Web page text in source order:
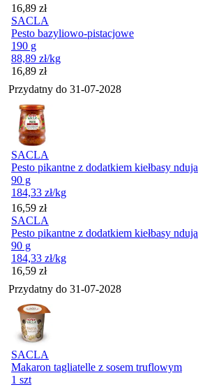
Cena
16,89 zł
SACLA
Pesto bazyliowo-pistacjowe
190 g
88,89 zł/kg
Cena
16,89 zł
Przydatny do 31-07-2028
SACLA
Pesto pikantne z dodatkiem kiełbasy nduja
90 g
184,33 zł/kg
Cena
16,59 zł
SACLA
Pesto pikantne z dodatkiem kiełbasy nduja
90 g
184,33 zł/kg
Cena
16,59 zł
Przydatny do 31-07-2028
SACLA
Makaron tagliatelle z sosem truflowym
1 szt